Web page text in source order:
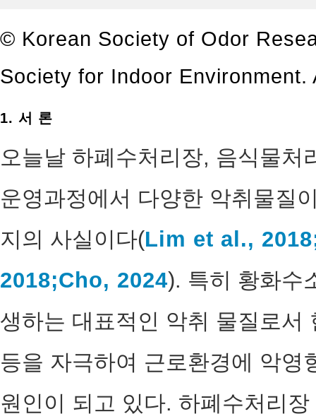
© Korean Society of Odor
Society for Indoor
1. 서 론
오늘날 하폐수처리장, 음식물
운영과정에서 다양한 악취물질
지의 사실이다(Lim et al.,
2018;Cho, 2024). 특히 황화수
생하는 대표적인 악취 물질로서
등을 자극하여 근로환경에 악영
원인이 되고 있다. 하폐수처리